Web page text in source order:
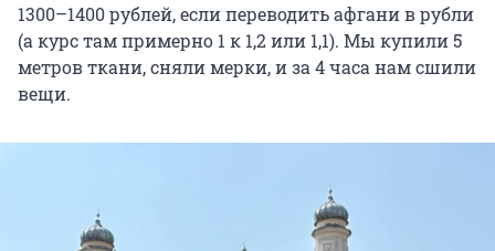
1300–1400 рублей, если переводить афгани в рубли
(а курс там примерно 1 к 1,2 или 1,1). Мы купили 5
метров ткани, сняли мерки, и за 4 часа нам сшили
вещи.